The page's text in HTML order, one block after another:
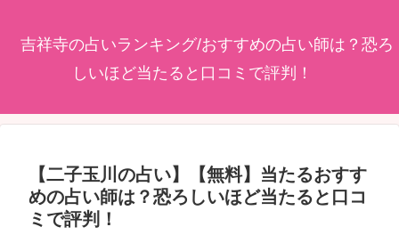
吉祥寺の占いランキング/おすすめの占い師は？恐ろ
しいほど当たると口コミで評判！
【二子玉川の占い】【無料】当たるおすす
めの占い師は？恐ろしいほど当たると口コ
ミで評判！